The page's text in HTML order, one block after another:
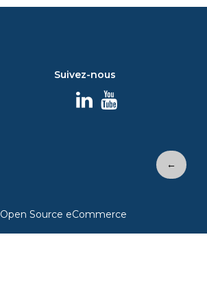
Suivez-nous
←
Open Source eCommerce